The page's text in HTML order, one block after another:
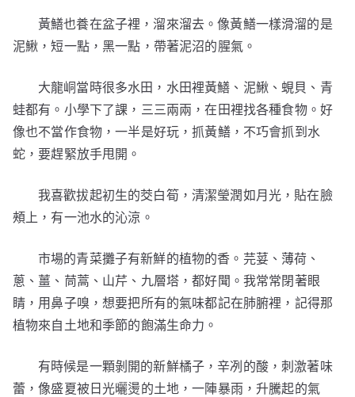
黃鱔也養在盆子裡，溜來溜去。像黃鱔一樣滑溜的是
泥鰍，短一點，黑一點，帶著泥沼的腥氣。
大龍峒當時很多水田，水田裡黃鱔、泥鰍、蜆貝、青
蛙都有。小學下了課，三三兩兩，在田裡找各種食物。好
像也不當作食物，一半是好玩，抓黃鱔，不巧會抓到水
蛇，要趕緊放手甩開。
我喜歡拔起初生的茭白筍，清潔瑩潤如月光，貼在臉
頰上，有一池水的沁涼。
市場的青菜攤子有新鮮的植物的香。芫荽、薄荷、
蔥、薑、茼蒿、山芹、九層塔，都好聞。我常常閉著眼
睛，用鼻子嗅，想要把所有的氣味都記在肺腑裡，記得那
植物來自土地和季節的飽滿生命力。
有時候是一顆剝開的新鮮橘子，辛冽的酸，刺激著味
蕾，像盛夏被日光曬燙的土地，一陣暴雨，升騰起的氣